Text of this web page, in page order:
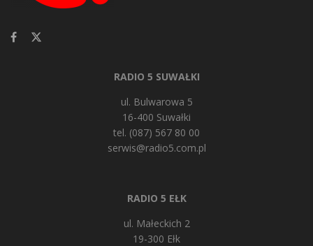
RADIO 5 SUWAŁKI
ul. Bulwarowa 5
16-400 Suwałki
tel. (087) 567 80 00
serwis@radio5.com.pl
RADIO 5 EŁK
ul. Małeckich 2
19-300 Ełk